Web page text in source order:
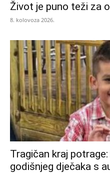
Život je puno teži za
8. kolovoza 2026.
Tragičan kraj
godišnjeg dječaka s